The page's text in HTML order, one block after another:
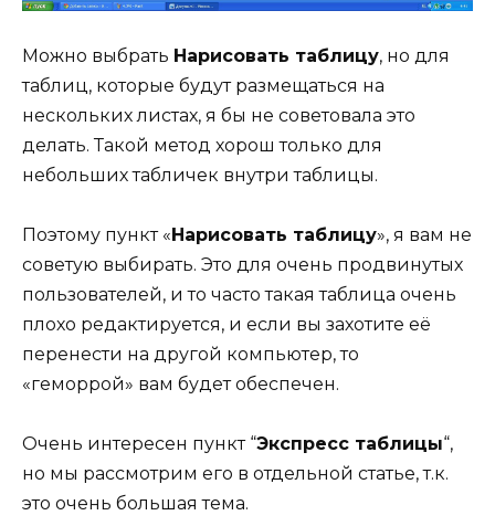
Можно выбрать Нарисовать таблицу, но для
таблиц, которые будут размещаться на
нескольких листах, я бы не советовала это
делать. Такой метод хорош только для
небольших табличек внутри таблицы.
Поэтому пункт «Нарисовать таблицу», я вам не
советую выбирать. Это для очень продвинутых
пользователей, и то часто такая таблица очень
плохо редактируется, и если вы захотите её
перенести на другой компьютер, то
«геморрой» вам будет обеспечен.
Очень интересен пункт “Экспресс таблицы“,
но мы рассмотрим его в отдельной статье, т.к.
это очень большая тема.